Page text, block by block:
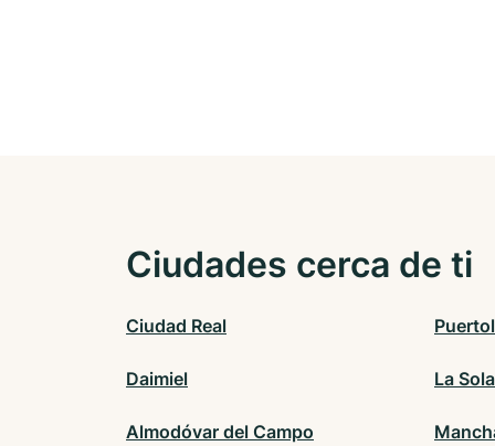
Ciudades cerca de ti
Ciudad Real
Daimiel La
Almodóvar del Campo